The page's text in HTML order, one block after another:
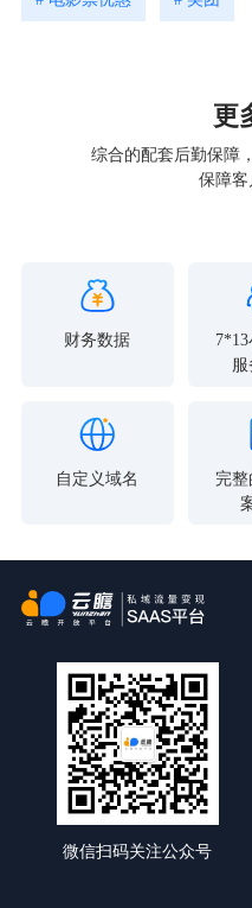
更
综合的配套后勤保障
保障
财务数据
服
自定义域名
完
微信扫码关注公众号